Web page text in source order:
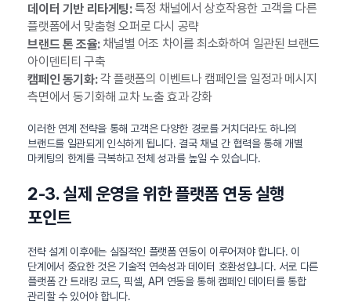
데이터 기반 리타게팅:특정 채널에서 상호작용한 고객을 다른
플랫폼에서 맞춤형 오퍼로 다시 공략
브랜드 톤 조율:채널별 어조 차이를 최소화하여 일관된 브랜드
아이덴티티 구축
캠페인 동기화:각 플랫폼의 이벤트나 캠페인을 일정과 메시지
측면에서 동기화해 교차 노출 효과 강화
이러한 연계 전략을 통해 고객은 다양한 경로를 거치더라도 하나의
브랜드를 일관되게 인식하게 됩니다. 결국 채널 간 협력을 통해 개별
마케팅의 한계를 극복하고 전체 성과를 높일 수 있습니다.
2-3. 실제 운영을 위한 플랫폼 연동 실행
포인트
전략 설계 이후에는 실질적인 플랫폼 연동이 이루어져야 합니다. 이
단계에서 중요한 것은 기술적 연속성과 데이터 호환성입니다. 서로 다른
플랫폼 간 트래킹 코드, 픽셀, API 연동을 통해 캠페인 데이터를 통합
관리할 수 있어야 합니다.